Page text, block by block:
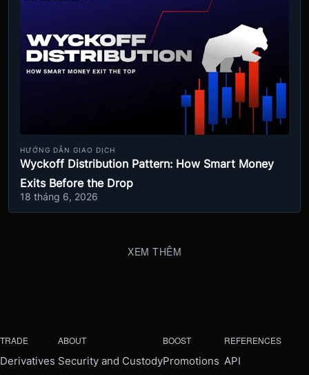
HƯỚNG DẪN GIAO DỊCH
Wyckoff Distribution Pattern: How Smart Money
Exits Before the Drop
18 tháng 6, 2026
XEM THÊM
TRADE
Derivatives
ABOUT
Security and Custody
BOOST
Promotions
REFERENCES
API